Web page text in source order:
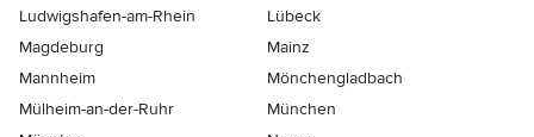
Ludwigshafen-am-Rhein
Lübeck
Magdeburg
Mainz
Mannheim
Mönchen­gladbach
Mülheim-an-der-Ruhr
München